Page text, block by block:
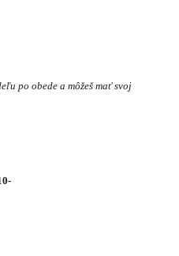
po obede a môžeš mať svoj